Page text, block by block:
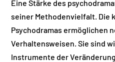
Eine Stärke des
seiner Methodenvielfalt. Die
Psychodramas ermöglichen
Verhaltensweisen. Sie sind
Instrumente der